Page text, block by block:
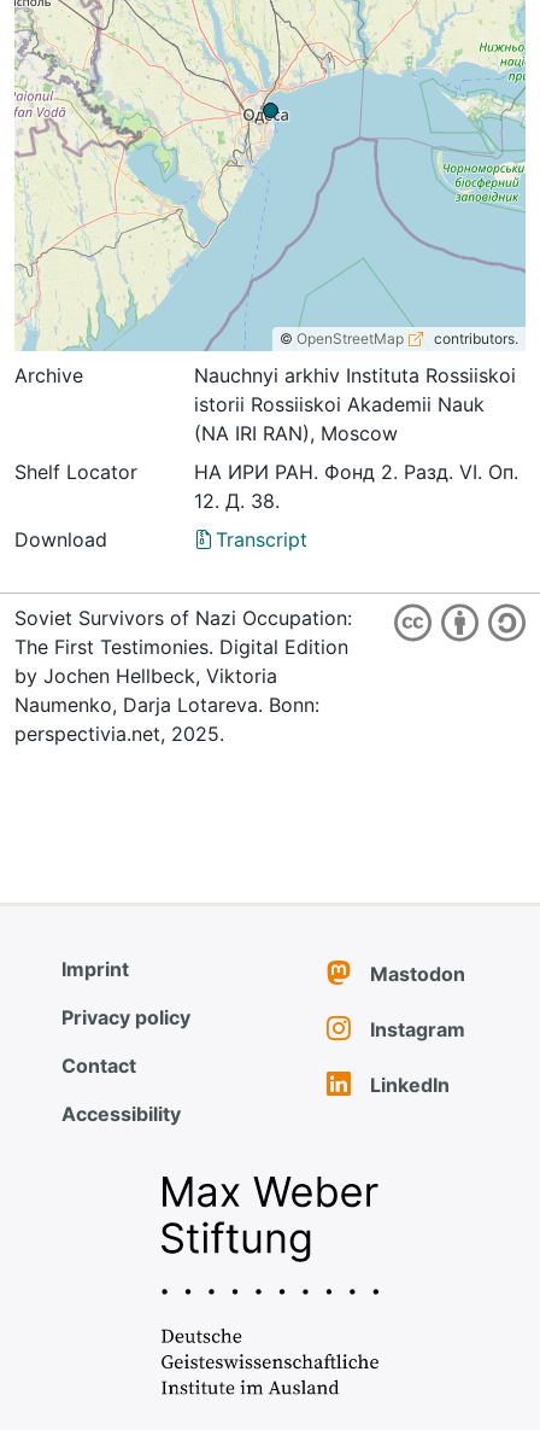
© OpenStreetMap contributors.
Archive
Nauchnyi arkhiv Instituta Rossiiskoi
istorii Rossiiskoi Akademii Nauk
(NA IRI RAN), Moscow
Shelf Locator
НА ИРИ РАН. Фонд 2. Разд. VI. Оп.
12. Д. 38.
Download
Transcript
Soviet Survivors of Nazi Occupation:
The First Testimonies. Digital Edition
by Jochen Hellbeck, Viktoria
Naumenko, Darja Lotareva. Bonn:
perspectivia.net, 2025.
Imprint
Privacy policy
Contact
Accessibility
Mastodon
Instagram
LinkedIn